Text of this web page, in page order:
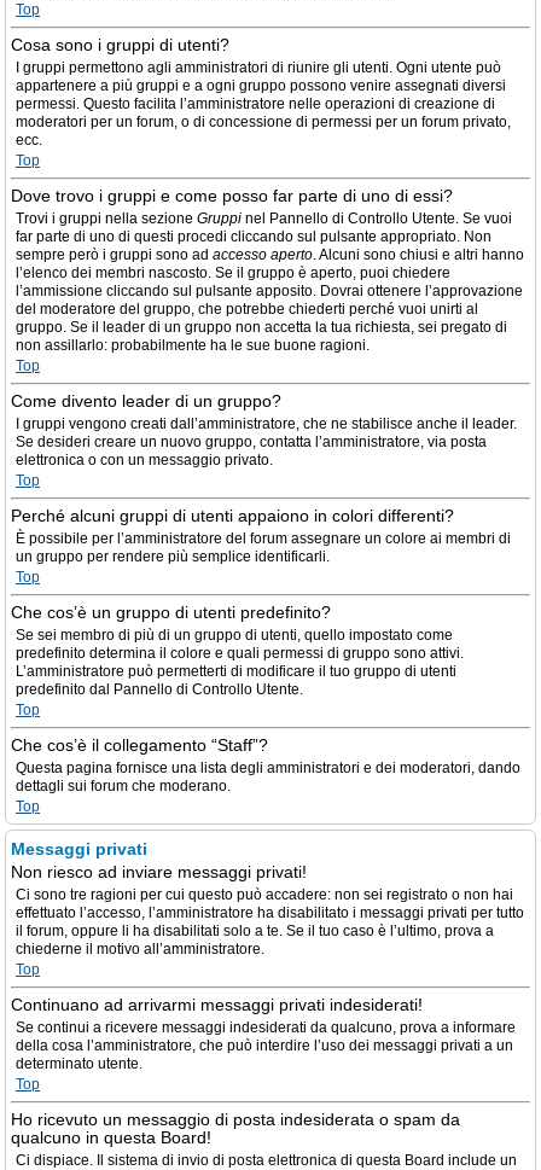
Top
Cosa sono i gruppi di utenti?
I gruppi permettono agli amministratori di riunire gli utenti. Ogni utente può
appartenere a più gruppi e a ogni gruppo possono venire assegnati diversi
permessi. Questo facilita l’amministratore nelle operazioni di creazione di
moderatori per un forum, o di concessione di permessi per un forum privato,
ecc.
Top
Dove trovo i gruppi e come posso far parte di uno di essi?
Trovi i gruppi nella sezione Gruppi nel Pannello di Controllo Utente. Se vuoi
far parte di uno di questi procedi cliccando sul pulsante appropriato. Non
sempre però i gruppi sono ad accesso aperto. Alcuni sono chiusi e altri hanno
l’elenco dei membri nascosto. Se il gruppo è aperto, puoi chiedere
l’ammissione cliccando sul pulsante apposito. Dovrai ottenere l’approvazione
del moderatore del gruppo, che potrebbe chiederti perché vuoi unirti al
gruppo. Se il leader di un gruppo non accetta la tua richiesta, sei pregato di
non assillarlo: probabilmente ha le sue buone ragioni.
Top
Come divento leader di un gruppo?
I gruppi vengono creati dall’amministratore, che ne stabilisce anche il leader.
Se desideri creare un nuovo gruppo, contatta l’amministratore, via posta
elettronica o con un messaggio privato.
Top
Perché alcuni gruppi di utenti appaiono in colori differenti?
È possibile per l’amministratore del forum assegnare un colore ai membri di
un gruppo per rendere più semplice identificarli.
Top
Che cos’è un gruppo di utenti predefinito?
Se sei membro di più di un gruppo di utenti, quello impostato come
predefinito determina il colore e quali permessi di gruppo sono attivi.
L’amministratore può permetterti di modificare il tuo gruppo di utenti
predefinito dal Pannello di Controllo Utente.
Top
Che cos’è il collegamento “Staff”?
Questa pagina fornisce una lista degli amministratori e dei moderatori, dando
dettagli sui forum che moderano.
Top
Messaggi privati
Non riesco ad inviare messaggi privati!
Ci sono tre ragioni per cui questo può accadere: non sei registrato o non hai
effettuato l’accesso, l’amministratore ha disabilitato i messaggi privati per tutto
il forum, oppure li ha disabilitati solo a te. Se il tuo caso è l’ultimo, prova a
chiederne il motivo all’amministratore.
Top
Continuano ad arrivarmi messaggi privati indesiderati!
Se continui a ricevere messaggi indesiderati da qualcuno, prova a informare
della cosa l’amministratore, che può interdire l’uso dei messaggi privati a un
determinato utente.
Top
Ho ricevuto un messaggio di posta indesiderata o spam da
qualcuno in questa Board!
Ci dispiace. Il sistema di invio di posta elettronica di questa Board include un